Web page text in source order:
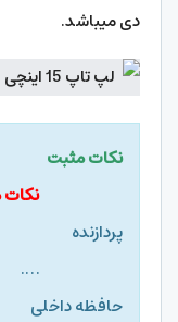
دی میباشد.
نکات مثبت
….
حافظه داخلی